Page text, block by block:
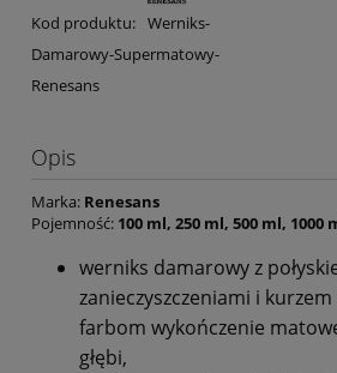
Kod produktu: Werniks-
Damarowy-Supermatowy-
Renesans
Opis
Marka: Renesans
Pojemność: 100 ml, 250 ml, 500 ml, 1000
werniks damarowy z
zanieczyszczeniami i
farbom wykończenie
głębi,